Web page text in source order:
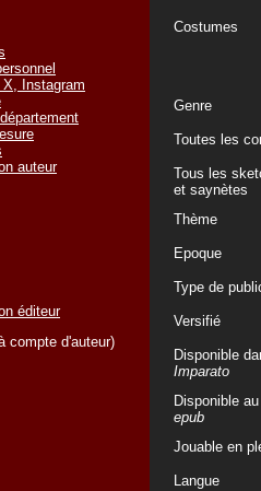
Instagram
auteur
éditeur
compte d'auteur)
Costumes
Genre
Toutes les
Tous les
et saynètes
Thème
Epoque
Type de
Versifié
Disponible
Imparato
Disponible
epub
Jouable en
Langue